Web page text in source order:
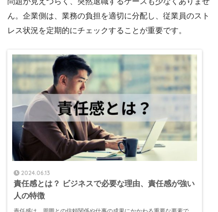
ん。企業側は、業務の負担を適切に分配し、従業員のスト
レス状況を定期的にチェックすることが重要です。
2024.06.13
責任感とは？ ビジネスで必要な理由、責任感が強い
人の特徴